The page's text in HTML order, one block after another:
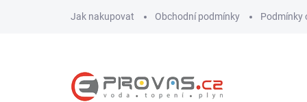
Jak nakupovat Obchodní podmínky Podmínky